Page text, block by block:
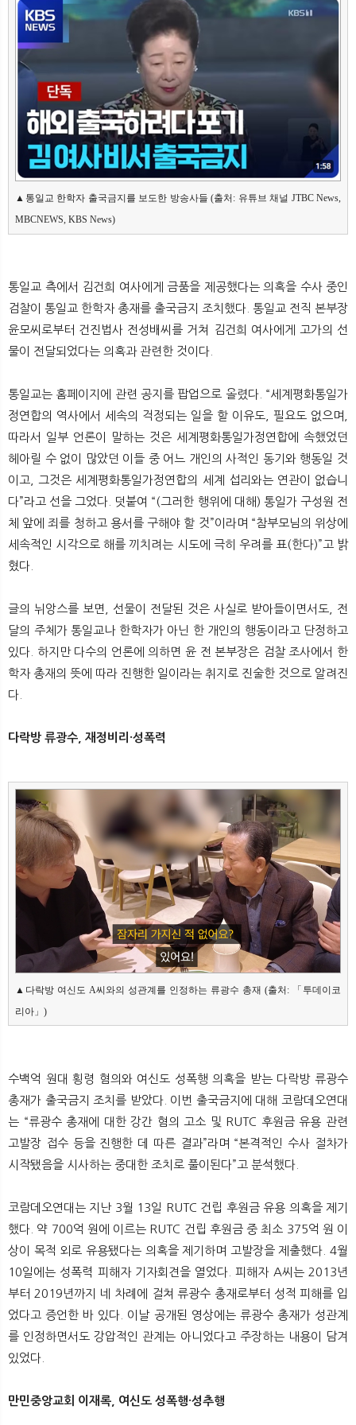
▲통일교 한학자 출국금지를 보도한 방송사들 (출처: 유튜브 채널 JTBC News,
MBCNEWS, KBS News)
통일교 측에서 김건희 여사에게 금품을 제공했다는 의혹을 수사 중인
검찰이 통일교 한학자 총재를 출국금지 조치했다. 통일교 전직 본부장
윤모씨로부터 건진법사 전성배씨를 거쳐 김건희 여사에게 고가의 선
물이 전달되었다는 의혹과 관련한 것이다.
통일교는 홈페이지에 관련 공지를 팝업으로 올렸다. “세계평화통일가
정연합의 역사에서 세속의 걱정되는 일을 할 이유도, 필요도 없으며,
따라서 일부 언론이 말하는 것은 세계평화통일가정연합에 속했었던
헤아릴 수 없이 많았던 이들 중 어느 개인의 사적인 동기와 행동일 것
이고, 그것은 세계평화통일가정연합의 세계 섭리와는 연관이 없습니
다”라고 선을 그었다. 덧붙여 “(그러한 행위에 대해) 통일가 구성원 전
체 앞에 죄를 청하고 용서를 구해야 할 것”이라며 “참부모님의 위상에
세속적인 시각으로 해를 끼치려는 시도에 극히 우려를 표(한다)”고 밝
혔다.
글의 뉘앙스를 보면, 선물이 전달된 것은 사실로 받아들이면서도, 전
달의 주체가 통일교나 한학자가 아닌 한 개인의 행동이라고 단정하고
있다. 하지만 다수의 언론에 의하면 윤 전 본부장은 검찰 조사에서 한
학자 총재의 뜻에 따라 진행한 일이라는 취지로 진술한 것으로 알려진
다.
다락방 류광수, 재정비리·성폭력
▲다락방 여신도 A씨와의 성관계를 인정하는 류광수 총재 (출처: 「투데이코
리아」)
수백억 원대 횡령 혐의와 여신도 성폭행 의혹을 받는 다락방 류광수
총재가 출국금지 조치를 받았다. 이번 출국금지에 대해 코람데오연대
는 “류광수 총재에 대한 강간 혐의 고소 및 RUTC 후원금 유용 관련
고발장 접수 등을 진행한 데 따른 결과”라며 “본격적인 수사 절차가
시작됐음을 시사하는 중대한 조치로 풀이된다”고 분석했다.
코람데오연대는 지난 3월 13일 RUTC 건립 후원금 유용 의혹을 제기
했다. 약 700억 원에 이르는 RUTC 건립 후원금 중 최소 375억 원 이
상이 목적 외로 유용됐다는 의혹을 제기하며 고발장을 제출했다. 4월
10일에는 성폭력 피해자 기자회견을 열었다. 피해자 A씨는 2013년
부터 2019년까지 네 차례에 걸쳐 류광수 총재로부터 성적 피해를 입
었다고 증언한 바 있다. 이날 공개된 영상에는 류광수 총재가 성관계
를 인정하면서도 강압적인 관계는 아니었다고 주장하는 내용이 담겨
있었다.
만민중앙교회 이재록, 여신도 성폭행·성추행